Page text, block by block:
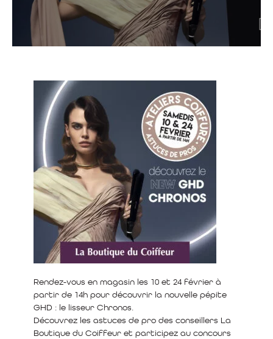
Rendez-vous en magasin les 10 et 24 février à
partir de 14h pour découvrir la nouvelle pépite
GHD : le lisseur Chronos.
Découvrez les astuces de pro des conseillers La
Boutique du Coiffeur et participez au concours